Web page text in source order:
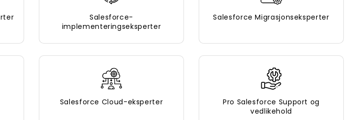
Salesforce-
implementeringseksperter
Salesforce Migrasjonseksperter
Salesforce Cloud-eksperter
Pro Salesforce Support og
vedlikehold